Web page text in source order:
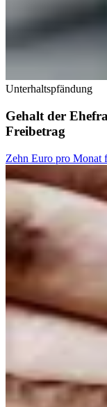
Unterhaltspfändung
Gehalt der
Freibetrag
Zehn Euro pro Monat